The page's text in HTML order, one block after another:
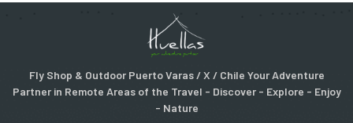
Fly Shop & Outdoor Puerto Varas / X / Chile Your Adventure
Partner in Remote Areas of the Travel - Discover - Explore - Enjoy
- Nature